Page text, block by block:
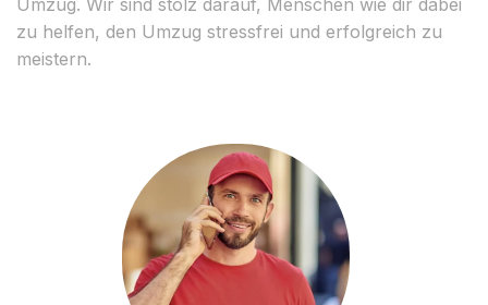
zu helfen, den Umzug stressfrei und erfolgreich zu
meistern.